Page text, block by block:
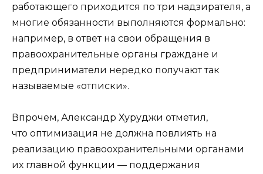
работающего приходится по три надзирателя, а
многие обязанности выполняются формально:
например, в ответ на свои обращения в
правоохранительные органы граждане и
предприниматели нередко получают так
называемые «отписки».
Впрочем, Александр Хуруджи отметил,
что оптимизация не должна повлиять на
реализацию правоохранительными органами
их главной функции — поддержания